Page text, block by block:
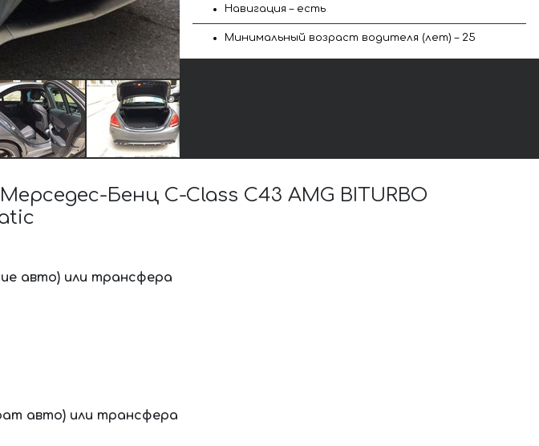
Навигация – есть
Минимальный возраст водителя (лет) – 25
Бенц C-Class C43 AMG BITURBO
авто) или трансфера
авто) или трансфера